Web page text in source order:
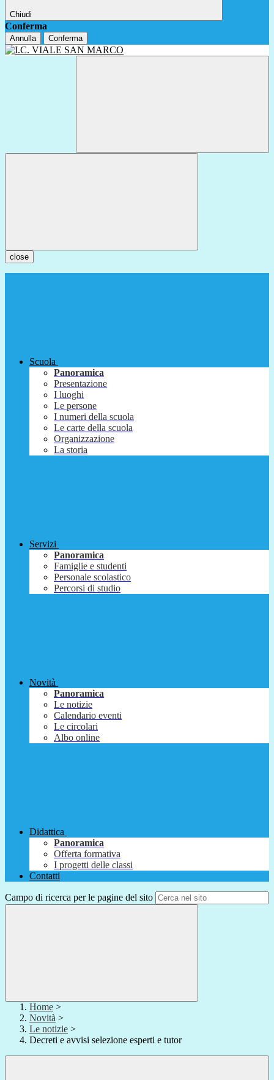
Chiudi
Conferma
Annulla Conferma
close
Scuola
Panoramica
Presentazione
I luoghi
Le persone
I numeri della scuola
Le carte della scuola
Organizzazione
La storia
Servizi
Panoramica
Famiglie e studenti
Personale scolastico
Percorsi di studio
Novità
Panoramica
Le notizie
Calendario eventi
Le circolari
Albo online
Didattica
Panoramica
Offerta formativa
I progetti delle classi
Contatti
Campo di ricerca per le pagine del sito
Home >
Novità >
Le notizie >
Decreti e avvisi selezione esperti e tutor